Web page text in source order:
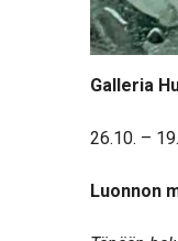
Galleria
26.10. –
Luonnon